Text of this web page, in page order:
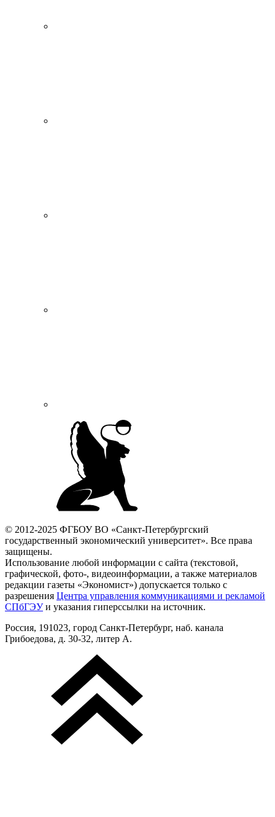
© 2012-2025 ФГБОУ ВО «Санкт-Петербургский
государственный экономический университет». Все права
защищены.
Использование любой информации с сайта (текстовой,
графической, фото-, видеоинформации, а также материалов
редакции газеты «Экономист») допускается только с
разрешения Центра управления коммуникациями и рекламой
СПбГЭУи указания гиперссылки на источник.
Россия, 191023, город Санкт-Петербург, наб. канала
Грибоедова, д. 30-32, литер А.